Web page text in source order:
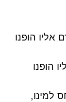
אליו הופנו
הופנו
למינו,